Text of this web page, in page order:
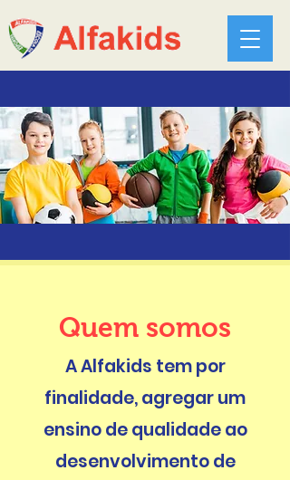
Quem somos
A Alfakids tem por
finalidade, agregar um
ensino de qualidade ao
desenvolvimento de